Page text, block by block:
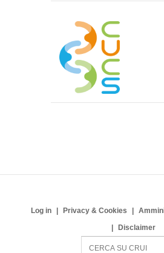
Log in Privacy & Cookies
Disclaimer